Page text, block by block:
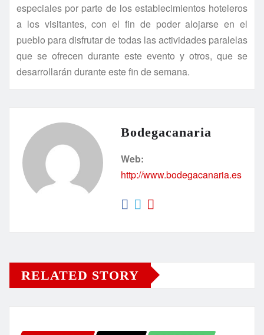
especiales por parte de los establecimientos hoteleros
a los visitantes, con el fin de poder alojarse en el
pueblo para disfrutar de todas las actividades paralelas
que se ofrecen durante este evento y otros, que se
desarrollarán durante este fin de semana.
Bodegacanaria
Web:
http://www.bodegacanaria.es
RELATED STORY